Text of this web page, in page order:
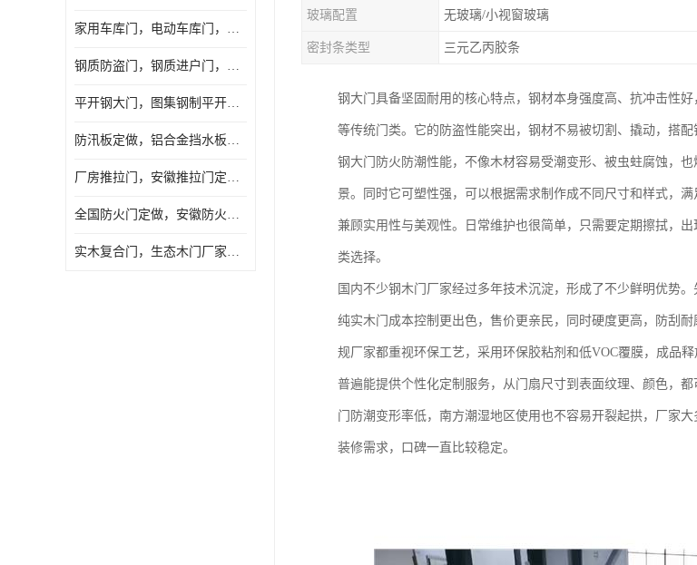
家用车库门，电动车库门，车库滑升门，车库门安装
钢质防盗门，钢质进户门，钢质非标门厂家
平开钢大门，图集钢制平开门，厂房平开大门
防汛板定做，铝合金挡水板门，地库挡水板
厂房推拉门，安徽推拉门定做，夹芯板平移大门
全国防火门定做，安徽防火门批发，防火门价格
实木复合门，生态木门厂家，免漆门定做，安徽木门厂家直销
玻璃配置 无玻璃/小视窗玻璃
密封条类型 三元乙丙胶条
钢大门具备坚固耐用的核心特点，钢材本身强度高、抗冲击性
等传统门类。它的防盗性能突出，钢材不易被切割、撬动，搭
钢大门防火防潮性能，不像木材容易受潮变形、被虫蛀腐蚀，
景。同时它可塑性强，可以根据需求制作成不同尺寸和样式，
兼顾实用性与美观性。日常维护也很简单，只需要定期擦拭，
类选择。
国内不少钢木门厂家经过多年技术沉淀，形成了不少鲜明优势
纯实木门成本控制更出色，售价更亲民，同时硬度更高，防刮
规厂家都重视环保工艺，采用环保胶粘剂和低VOC覆膜，成品
普遍能提供个性化定制服务，从门扇尺寸到表面纹理、颜色，
门防潮变形率低，南方潮湿地区使用也不容易开裂起拱，厂家
装修需求，口碑一直比较稳定。